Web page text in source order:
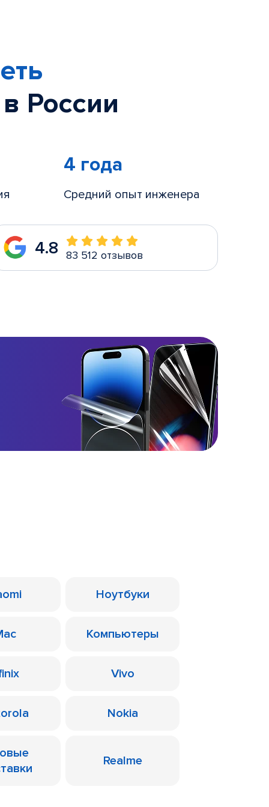
России
4 года
Средний опыт инженера
4.8 83 512 отзывов
Ноутбуки
Компьютеры
Vivo
Nokia
Realme